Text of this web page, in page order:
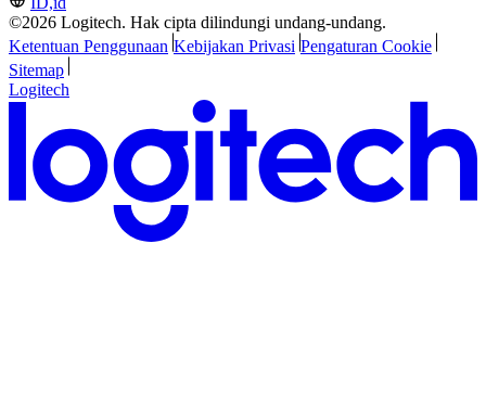
©2026 Logitech. Hak cipta dilindungi undang-undang.
Ketentuan Penggunaan Kebijakan Privasi Pengaturan Cookie
Sitemap
Logitech